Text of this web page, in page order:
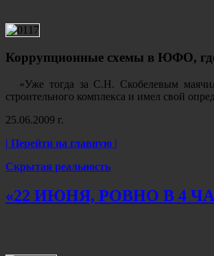
Коррупционные схемы в ЮФО,
«Уже тогда за С.Н. Скобелевым
строительного комплекса и имел свой
25.06.2009 г.
| Перейти на главную |
Скрытая реальность
«22 ИЮНЯ, РОВНО В 4